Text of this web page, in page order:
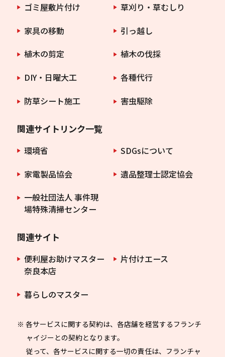
ゴミ屋敷片付け
草刈り・草むしり
家具の移動
引っ越し
植木の剪定
植木の伐採
DIY・日曜大工
各種代行
防草シート施工
害虫駆除
関連サイトリンク一覧
環境省
SDGsについて
家電製品協会
遺品整理士認定協会
一般社団法人 事件現
場特殊清掃センター
関連サイト
便利屋お助けマスター
奈良本店
片付けエース
暮らしのマスター
※ 各サービスに関する契約は、各店舗を経営するフランチ
ャイジーとの契約となります。
従って、各サービスに関する一切の責任は、フランチャ